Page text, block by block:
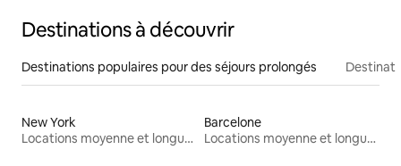
Destinations à découvrir
Destinations populaires pour des séjours prolongés
New York
Locations moyenne et longue durée
Barcelone
Locations moyenne et longue durée